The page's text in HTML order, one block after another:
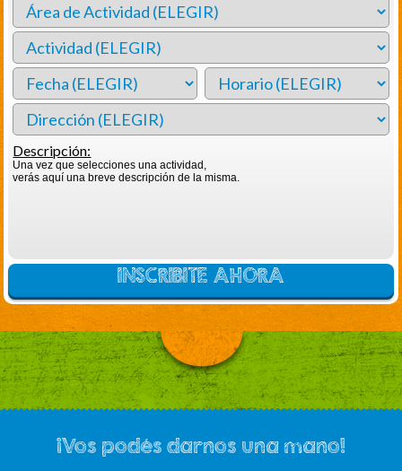
Descripción:
Una vez que selecciones una actividad,
verás aquí una breve descripción de la misma.
INSCRIBITE AHORA
¡Vos podés darnos una mano!